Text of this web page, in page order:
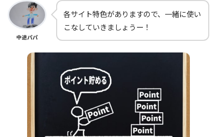
中途パパ
各サイト特色がありますので、一緒に使い
こなしていきましょうー！